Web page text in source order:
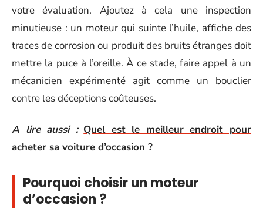
votre évaluation. Ajoutez à cela une inspection
minutieuse : un moteur qui suinte l’huile, affiche des
traces de corrosion ou produit des bruits étranges doit
mettre la puce à l’oreille. À ce stade, faire appel à un
mécanicien expérimenté agit comme un bouclier
contre les déceptions coûteuses.
A lire aussi : Quel est le meilleur endroit pour
acheter sa voiture d’occasion ?
Pourquoi choisir un moteur
d’occasion ?